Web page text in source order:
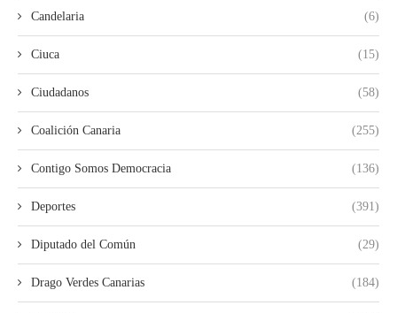
Candelaria (6)
Ciuca (15)
Ciudadanos (58)
Coalición Canaria (255)
Contigo Somos Democracia (136)
Deportes (391)
Diputado del Común (29)
Drago Verdes Canarias (184)